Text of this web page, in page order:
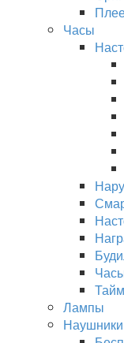
Часы
Лампы
Наушники